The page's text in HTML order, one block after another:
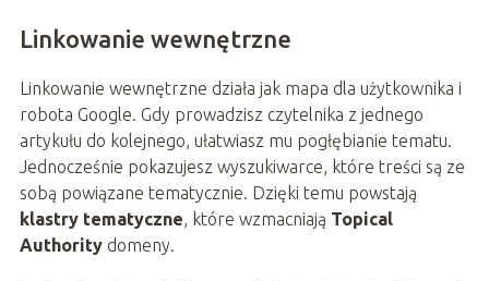
Linkowanie wewnętrzne
Linkowanie wewnętrzne działa jak mapa dla użytkownika i
robota Google. Gdy prowadzisz czytelnika z jednego
artykułu do kolejnego, ułatwiasz mu pogłębianie tematu.
Jednocześnie pokazujesz wyszukiwarce, które treści są ze
sobą powiązane tematycznie. Dzięki temu powstają
klastry tematyczne, które wzmacniają Topical
Authoritydomeny.